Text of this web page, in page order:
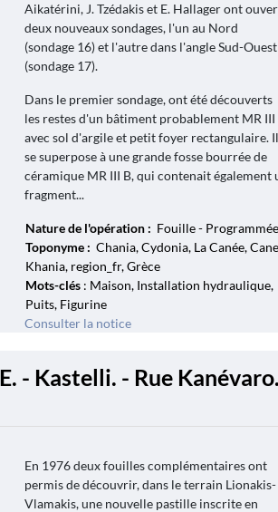
Aikatérini, J. Tzédakis et E. Hallager ont
deux nouveaux sondages, l'un au Nord
(sondage 16) et l'autre dans l'angle Sud-Ouest
(sondage 17).
Dans le premier sondage, ont été découverts
les restes d'un bâtiment probablement MR III
avec sol d'argile et petit foyer rectangulaire. Il
se superpose à une grande fosse bourrée de
céramique MR III B, qui contenait également
fragment...
Nature de l'opération : Fouille - Programmée
Toponyme : Chania, Cydonia, La Canée,
Khania, region_fr, Grèce
Mots-clés: Maison, Installation hydraulique,
Puits, Figurine
Consulter la notice
- Kastelli. - Rue Kanévaro.
En 1976 deux fouilles complémentaires ont
permis de découvrir, dans le terrain Lionakis-
Vlamakis, une nouvelle pastille inscrite en